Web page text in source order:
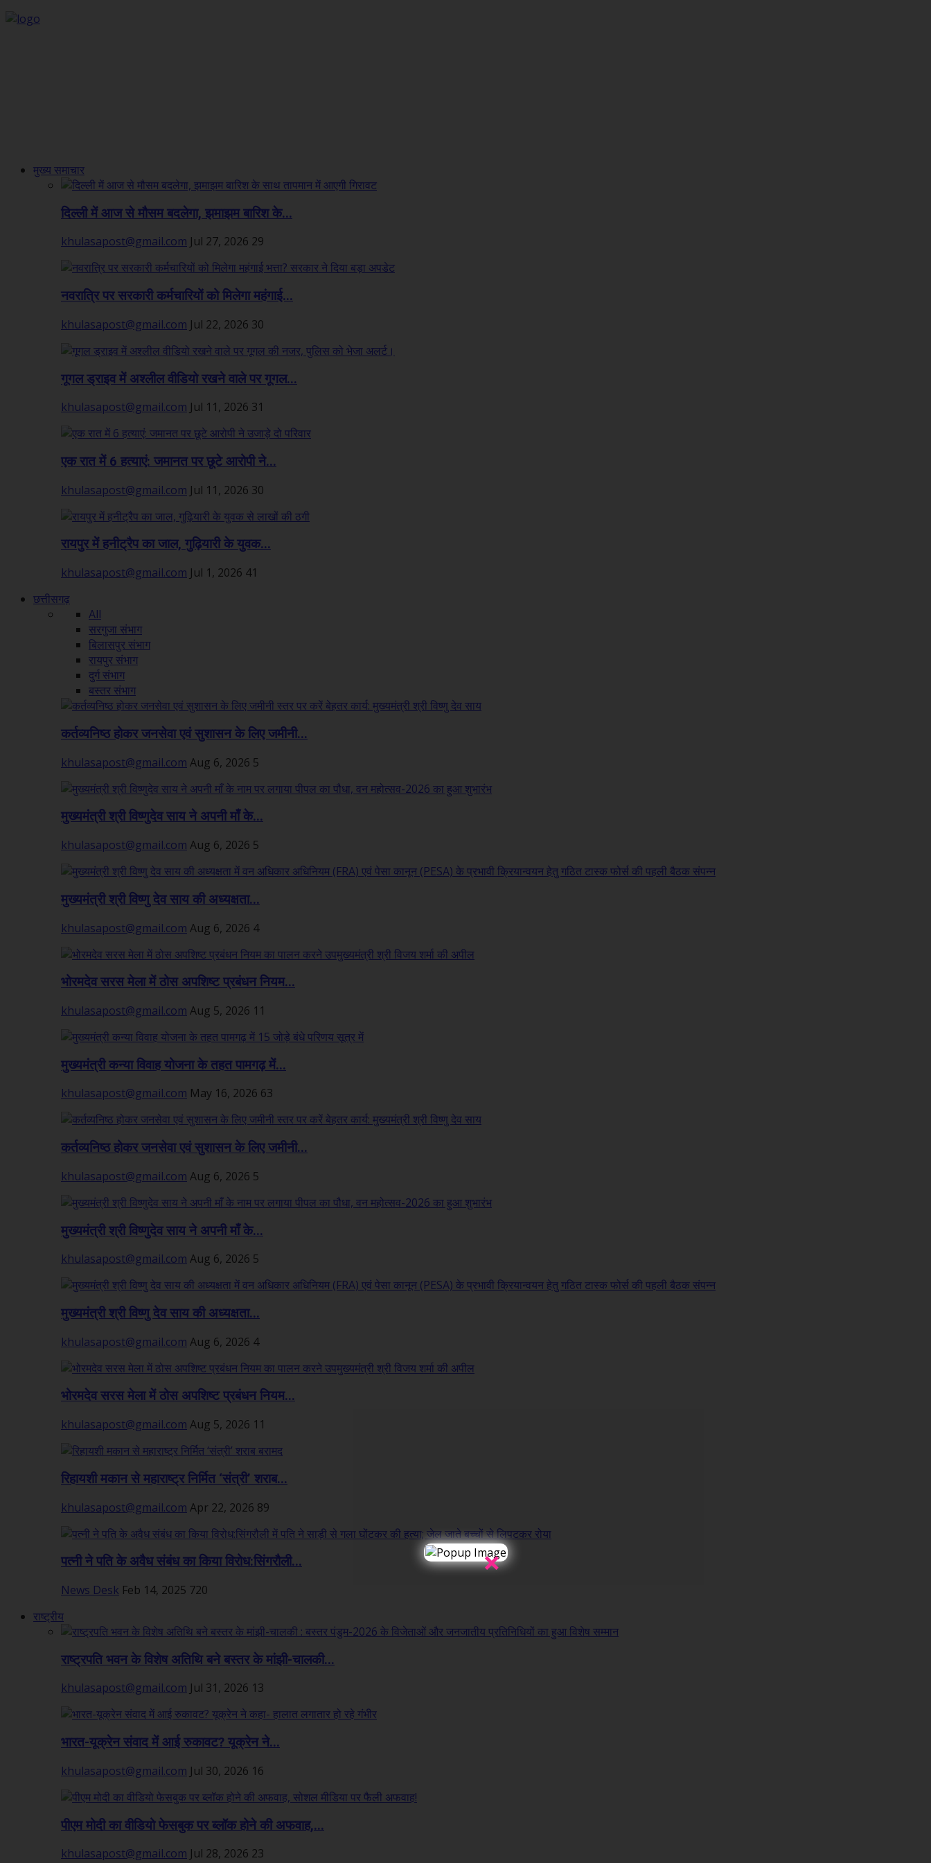
मुख्य समाचार
दिल्ली में आज से मौसम बदलेगा, झमाझम बारिश के...
khulasapost@gmail.com Jul 27, 2026 29
नवरात्रि पर सरकारी कर्मचारियों को मिलेगा महंगाई...
khulasapost@gmail.com Jul 22, 2026 30
गूगल ड्राइव में अश्लील वीडियो रखने वाले पर गूगल...
khulasapost@gmail.com Jul 11, 2026 31
एक रात में 6 हत्याएं: जमानत पर छूटे आरोपी ने...
khulasapost@gmail.com Jul 11, 2026 30
रायपुर में हनीट्रैप का जाल, गुढ़ियारी के युवक...
khulasapost@gmail.com Jul 1, 2026 41
छत्तीसगढ़
All
सरगुजा संभाग
बिलासपुर संभाग
रायपुर संभाग
दुर्ग संभाग
बस्तर संभाग
कर्तव्यनिष्ठ होकर जनसेवा एवं सुशासन के लिए जमीनी...
khulasapost@gmail.com Aug 6, 2026 5
मुख्यमंत्री श्री विष्णुदेव साय ने अपनी माँ के...
khulasapost@gmail.com Aug 6, 2026 5
मुख्यमंत्री श्री विष्णु देव साय की अध्यक्षता...
khulasapost@gmail.com Aug 6, 2026 4
भोरमदेव सरस मेला में ठोस अपशिष्ट प्रबंधन नियम...
khulasapost@gmail.com Aug 5, 2026 11
मुख्यमंत्री कन्या विवाह योजना के तहत पामगढ़ में...
khulasapost@gmail.com May 16, 2026 63
कर्तव्यनिष्ठ होकर जनसेवा एवं सुशासन के लिए जमीनी...
khulasapost@gmail.com Aug 6, 2026 5
मुख्यमंत्री श्री विष्णुदेव साय ने अपनी माँ के...
khulasapost@gmail.com Aug 6, 2026 5
मुख्यमंत्री श्री विष्णु देव साय की अध्यक्षता...
khulasapost@gmail.com Aug 6, 2026 4
भोरमदेव सरस मेला में ठोस अपशिष्ट प्रबंधन नियम...
khulasapost@gmail.com Aug 5, 2026 11
रिहायशी मकान से महाराष्ट्र निर्मित ‘संत्री’ शराब...
khulasapost@gmail.com Apr 22, 2026 89
पत्नी ने पति के अवैध संबंध का किया विरोध:सिंगरौली...
News Desk Feb 14, 2025 720
राष्ट्रीय
राष्ट्रपति भवन के विशेष अतिथि बने बस्तर के मांझी-चालकी...
khulasapost@gmail.com Jul 31, 2026 13
भारत-यूक्रेन संवाद में आई रुकावट? यूक्रेन ने...
khulasapost@gmail.com Jul 30, 2026 16
पीएम मोदी का वीडियो फेसबुक पर ब्लॉक होने की अफवाह,...
khulasapost@gmail.com Jul 28, 2026 23
×